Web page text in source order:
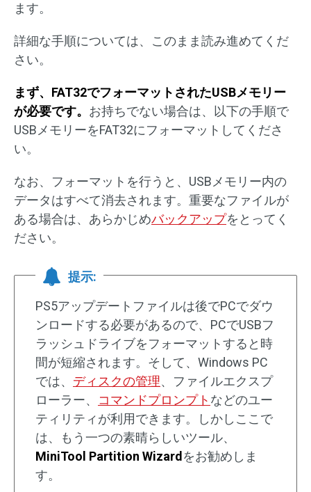
ます。
詳細な手順については、このまま読み進めてくだ
さい。
まず、FAT32でフォーマットされたUSBメモリー
が必要です。 お持ちでない場合は、以下の手順で
USBメモリーをFAT32にフォーマットしてくださ
い。
なお、フォーマットを行うと、USBメモリー内の
データはすべて消去されます。重要なファイルが
ある場合は、あらかじめバックアップをとってく
ださい。
提示:
PS5アップデートファイルは後でPCでダウ
ンロードする必要があるので、PCでUSBフ
ラッシュドライブをフォーマットすると時
間が短縮されます。そして、Windows PC
では、 ディスクの管理、ファイルエクスプ
ローラー、 コマンドプロンプト などのユー
ティリティが利用できます。しかしここで
は、もう一つの素晴らしいツール、
MiniTool Partition Wizard をお勧めしま
す。